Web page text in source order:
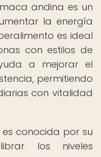
andina es un
la energía
es ideal
con estilos de
a mejorar el
permitiendo
con vitalidad
conocida por su
los niveles